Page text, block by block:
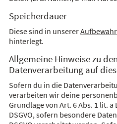
Speicherdauer
Diese sind in unserer
hinterlegt.
Allgemeine Hinweise zu
Datenverarbeitung auf
Sofern du in die
verarbeiten wir deine
Grundlage von Art. 6 Abs. 1 lit. a
DSGVO, sofern besondere